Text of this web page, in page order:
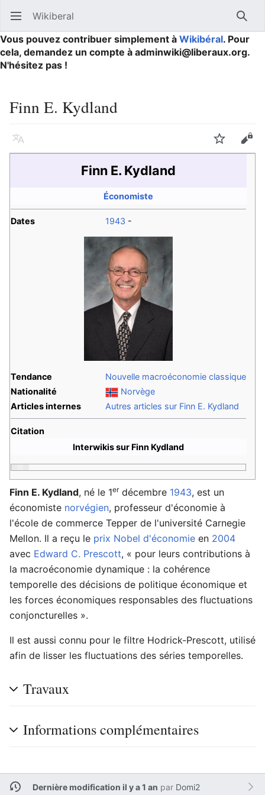
Ouvrir le menu principal Wikiberal
Vous pouvez contribuer simplement à Wikibéral. Pour
cela, demandez un compte à adminwiki@liberaux.org.
N'hésitez pas !
Finn E. Kydland
Langue Suivre
Finn E. Kydland
Économiste
Dates 1943 -
Tendance
Nouvelle macroéconomie classique
Nationalité
Norvège
Articles internes
Autres articles sur Finn E. Kydland
Citation
Interwikis sur Finn Kydland
Finn E. Kydland, né le 1erdécembre 1943, est un
économiste norvégien, professeur d'économie à
l'école de commerce Tepper de l'université Carnegie
Mellon. Il a reçu le prix Nobel d'économie en 2004
avec Edward C. Prescott, « pour leurs contributions à
la macroéconomie dynamique : la cohérence
temporelle des décisions de politique économique et
les forces économiques responsables des fluctuations
conjoncturelles ».
Il est aussi connu pour le filtre Hodrick-Prescott, utilisé
afin de lisser les fluctuations des séries temporelles.
Travaux
Informations complémentaires
Dernière modification il y a 1 an par Domi2